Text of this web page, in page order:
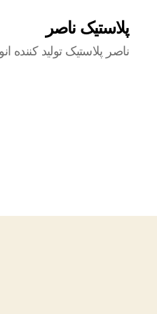
پلاستیک ناصر
ناصر پلاستیک تولید کننده